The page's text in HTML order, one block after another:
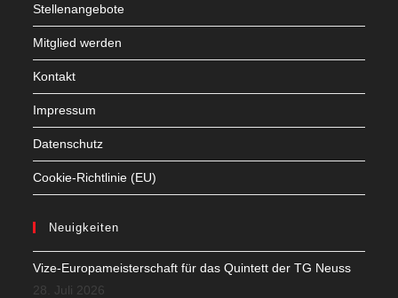
Stellenangebote
Mitglied werden
Kontakt
Impressum
Datenschutz
Cookie-Richtlinie (EU)
Neuigkeiten
Vize-Europameisterschaft für das Quintett der TG Neuss
28. Juli 2026